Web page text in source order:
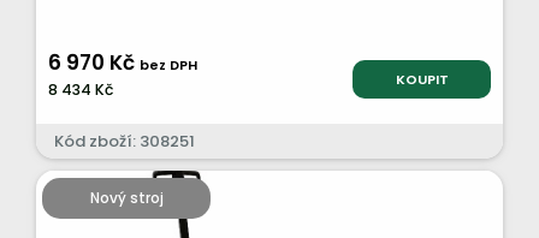
6 970 Kč bez DPH
8 434 Kč KOUPIT
Kód zboží: 308251
Nový stroj